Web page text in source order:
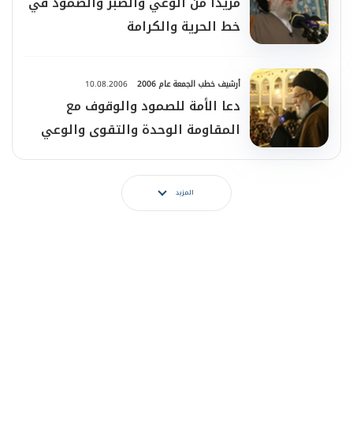
مزيداً من الوعي والصبر والصمود في
خط الحرية والكرامة
أرشيف خطب الجمعة عام 2006
دعا الأمة للصمود والوقوف مع
المقاومة الوحدة والتقوى والوعي
طريق الفلاح والنصر